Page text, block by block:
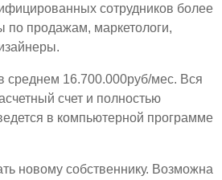
сотрудников более
по продажам, маркетологи,
среднем 16.700.000руб/мес. Вся
счет и полностью
в компьютерной программе
новому собственнику. Возможна